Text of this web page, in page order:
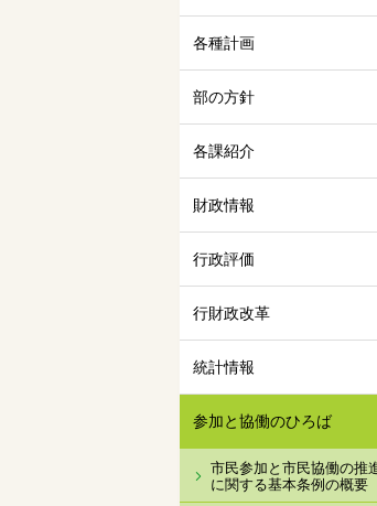
各種計画
部の方針
各課紹介
財政情報
行政評価
行財政改革
統計情報
参加と協働のひろば
市民参加と市民協働の推
に関する基本条例の概要